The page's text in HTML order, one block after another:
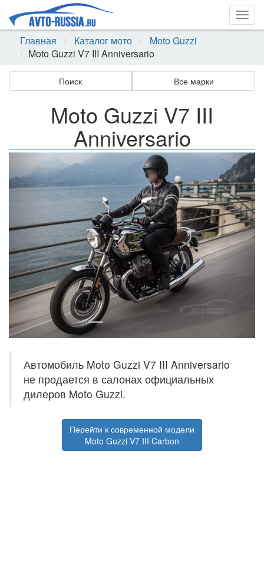
Главная
Каталог мото
Moto Guzzi
Moto Guzzi V7 III Anniversario
Поиск Все марки
Moto Guzzi V7 III
Anniversario
Назад
Автомобиль Moto Guzzi V7 III Anniversario
не продается в салонах официальных
дилеров Moto Guzzi.
Перейти к современной модели
Moto Guzzi V7 III Carbon